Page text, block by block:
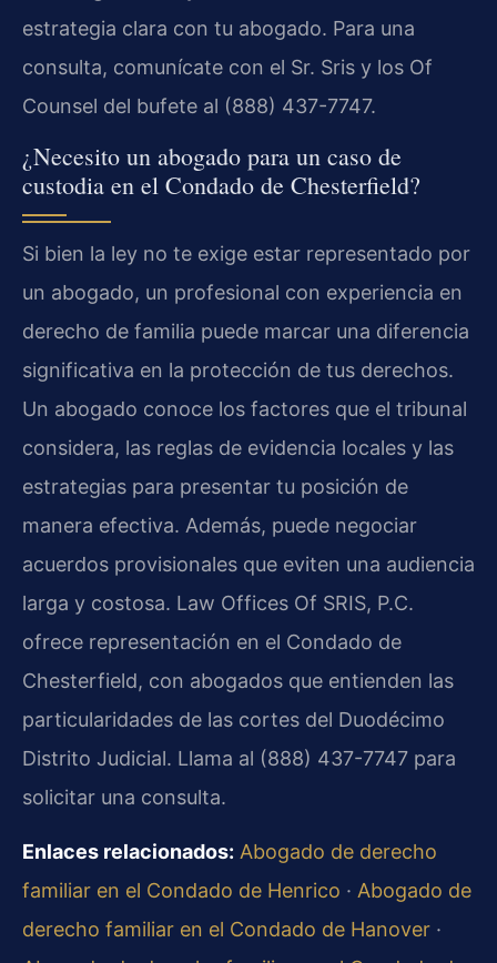
estrategia clara con tu abogado. Para una
consulta, comunícate con el Sr. Sris y los Of
Counsel del bufete al (888) 437-7747.
¿Necesito un abogado para un caso de
custodia en el Condado de Chesterfield?
Si bien la ley no te exige estar representado por
un abogado, un profesional con experiencia en
derecho de familia puede marcar una diferencia
significativa en la protección de tus derechos.
Un abogado conoce los factores que el tribunal
considera, las reglas de evidencia locales y las
estrategias para presentar tu posición de
manera efectiva. Además, puede negociar
acuerdos provisionales que eviten una audiencia
larga y costosa. Law Offices Of SRIS, P.C.
ofrece representación en el Condado de
Chesterfield, con abogados que entienden las
particularidades de las cortes del Duodécimo
Distrito Judicial. Llama al (888) 437-7747 para
solicitar una consulta.
Enlaces relacionados: Abogado de derecho
familiar en el Condado de Henrico · Abogado de
derecho familiar en el Condado de Hanover ·